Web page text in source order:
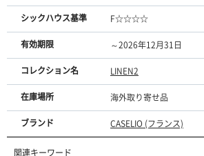
シックハウス基準 F☆☆☆☆
有効期限 ～2026年12月31日
コレクション名 LINEN2
在庫場所 海外取り寄せ品
ブランド CASELIO (フランス)
関連キーワード